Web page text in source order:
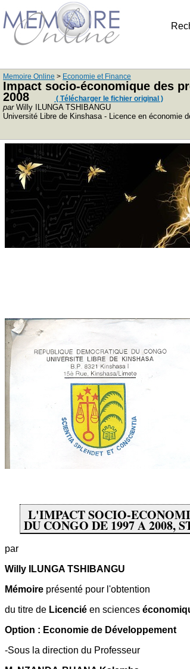
Memoire Online > Economie et Finance
Impact socio-économique des
2008
( Télécharger le fichier original )
parWilly ILUNGA TSHIBANGU
Université Libre de Kinshasa - Licence en économie
L'IMPACT SOCIO-
DU CONGO DE 1997 A 2008,
par
Willy ILUNGA TSHIBANGU
Mémoire présenté pour l'obtention
du titre de Licencié en sciences
Option : Economie de Développement
-Sous la direction du Professeur